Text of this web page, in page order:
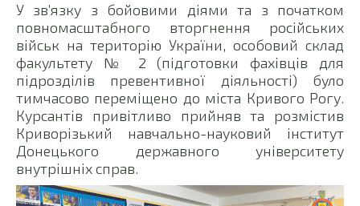
У зв’язку з бойовими діями та з початком
повномасштабного вторгнення російських
військ на територію України, особовий склад
факультету № 2 (підготовки фахівців для
підрозділів превентивної діяльності) було
тимчасово переміщено до міста Кривого Рогу.
Курсантів привітливо прийняв та розмістив
Криворізький навчально-науковий інститут
Донецького державного університету
внутрішніх справ.